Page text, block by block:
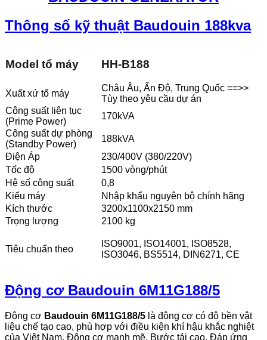
Thông số kỹ thuật Baudouin 188kva
Model tổ máy HH-B188
Xuất xứ tổ máy
Châu Âu, Ấn Độ, Trung Quốc ==>>
Tùy theo yêu cầu dự án
Công suất liên tục
(Prime Power)
170kVA
Công suất dự phòng
(Standby Power)
188kVA
Điện Áp
230/400V (380/220V)
Tốc độ
1500 vòng/phút
Hệ số công suất
0,8
Kiểu máy
Nhập khẩu nguyên bộ chính hãng
Kích thước
3200x1100x2150 mm
Trọng lượng
2100 kg
Tiêu chuẩn theo
ISO9001, ISO14001, ISO8528,
ISO3046, BS5514, DIN6271, CE
Động cơ Baudouin 6M11G188/5
Động cơ Baudouin 6M11G188/5 là động cơ có độ bền vật
liệu chế tạo cao, phù hợp với điều kiện khí hậu khắc nghiệt
của Việt Nam, Động cơ mạnh mẽ, Bước tải cao. Đáp ứng